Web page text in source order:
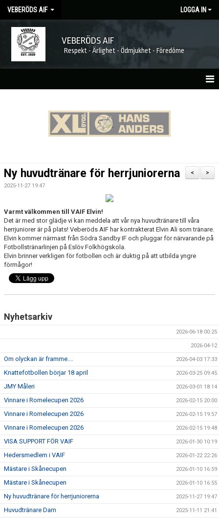
VEBERÖDS AIF LOGGA IN
VEBERÖDS AIF
Respekt - Ärlighet - Ödmjukhet - Föredöme
FÖRENINGEN
SPONSORER
EVENEMANG
>
<
Ny huvudtränare för herrjuniorerna
2025-11-27 19:47
Varmt välkommen till VAIF Elvin!
Det är med stor glädje vi kan meddela att vår nya huvudtränare till våra
herrjuniorer är på plats! Veberöds AIF har kontrakterat Elvin Ali som tränare.
Elvin kommer närmast från Södra Sandby IF och pluggar för närvarande på
Fotbollstränarlinjen på Eslöv Folkhögskola.
Elvin brinner verkligen för fotbollen och är duktig på att utbilda yngre
förmågor!
Nyhetsarkiv
2026-06-18 00:25
2026-04-12
Om olyckan är framme.... 2026-04-03 17:33
Knattefotbollen börjar 18 april 2026-03-25 09:45
JMY Måleri 2026-03-01 18:14
Vinnare i Romelecupen 2026 2026-02-15 20:00
Vinnare i Romelecupen 2026 2026-02-15 19:57
Vinnare i Romelecupen 2026 2026-02-15 19:48
VISA SUPPORT FÖR VAIF 2026-01-30 10:19
Hedersmedlem i VAIF 2026-01-22 22:26
Mästare i Skånecupen 2026-01-10 16:59
Mästare i Skånecupen 2026-01-10 16:55
Ny huvudtränare för herrjuniorerna 2025-11-27 19:47
Huvudtränare Dam 2025-11-11 21:41